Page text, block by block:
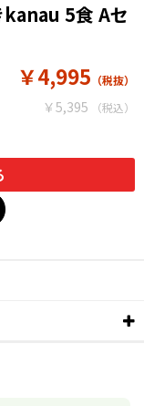
kanau 5食 Aセ
￥5,395
￥4,995